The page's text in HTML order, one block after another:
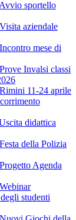
sportello
aziendale
mese di
Invalsi classi
11-24 aprile
didattica
della Polizia
Agenda
studenti